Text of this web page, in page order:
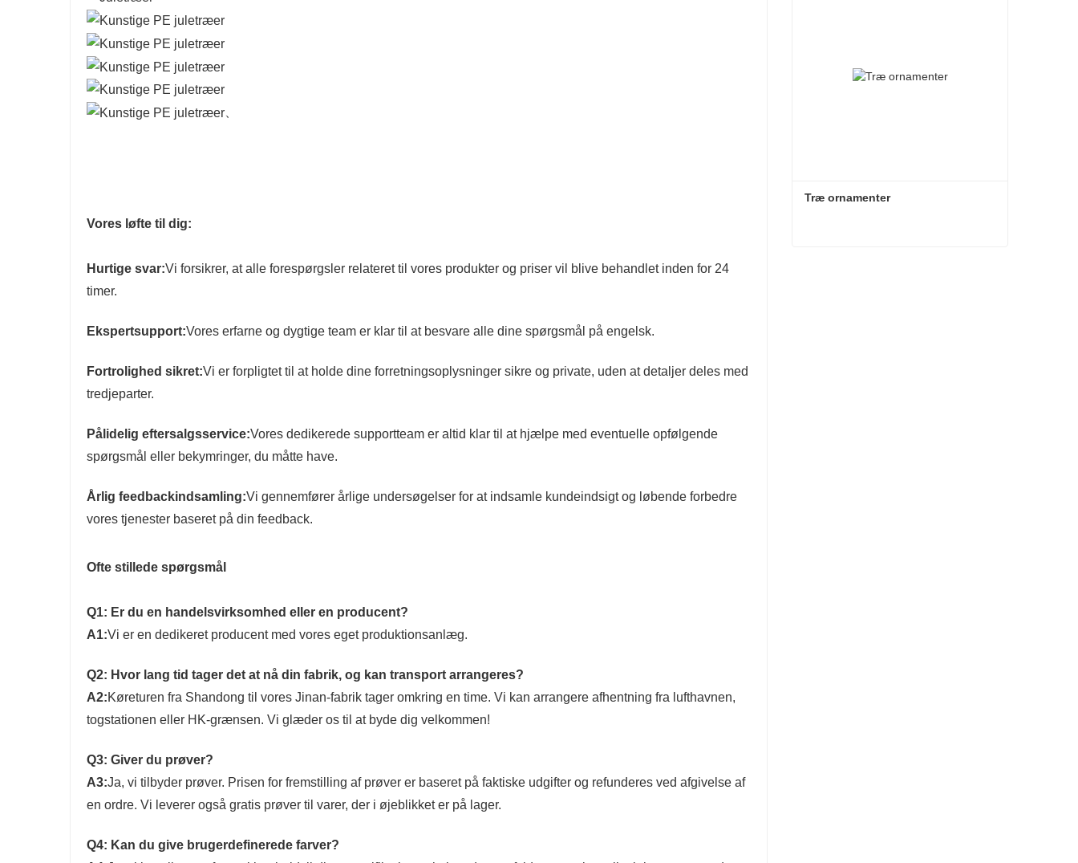
Vores løfte til dig:
Hurtige svar:Vi forsikrer, at alle forespørgsler relateret til vores produkter og priser vil blive behandlet inden for 24
timer.
Ekspertsupport:Vores erfarne og dygtige team er klar til at besvare alle dine spørgsmål på engelsk.
Fortrolighed sikret:Vi er forpligtet til at holde dine forretningsoplysninger sikre og private, uden at detaljer deles med
tredjeparter.
Pålidelig eftersalgsservice:Vores dedikerede supportteam er altid klar til at hjælpe med eventuelle opfølgende
spørgsmål eller bekymringer, du måtte have.
Årlig feedbackindsamling:Vi gennemfører årlige undersøgelser for at indsamle kundeindsigt og løbende forbedre
vores tjenester baseret på din feedback.
Ofte stillede spørgsmål
Q1: Er du en handelsvirksomhed eller en producent?
A1:Vi er en dedikeret producent med vores eget produktionsanlæg.
Q2: Hvor lang tid tager det at nå din fabrik, og kan transport arrangeres?
A2:Køreturen fra Shandong til vores Jinan-fabrik tager omkring en time. Vi kan arrangere afhentning fra lufthavnen,
togstationen eller HK-grænsen. Vi glæder os til at byde dig velkommen!
Q3: Giver du prøver?
A3:Ja, vi tilbyder prøver. Prisen for fremstilling af prøver er baseret på faktiske udgifter og refunderes ved afgivelse af
en ordre. Vi leverer også gratis prøver til varer, der i øjeblikket er på lager.
Q4: Kan du give brugerdefinerede farver?
Træ ornamenter